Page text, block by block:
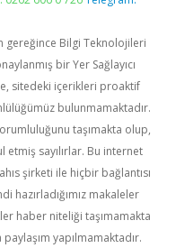
gereğince Bilgi Teknolojileri
bir Yer Sağlayıcı
sitedeki içerikleri proaktif
bulunmamaktadır.
taşımakta olup,
sayılırlar. Bu internet
şirketi ile hiçbir bağlantısı
hazırladığımız makaleler
haber niteliği taşımamakta
yapılmamaktadır.